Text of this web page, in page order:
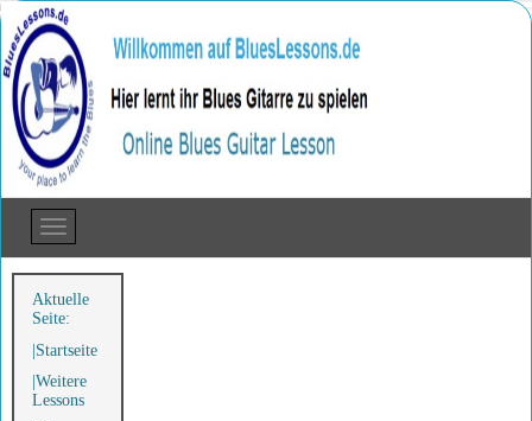
Aktuelle
Seite:
Startseite
Weitere
Lessons